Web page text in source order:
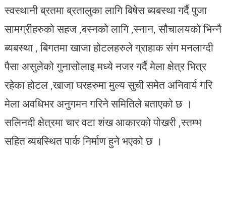
स्वस्थानी ब्रतमा ब्रतालुका लागि बिषेस ब्यबस्था गर्दै पुजा
सामग्रीहरुको सहज ,बस्नको लागि ,स्नान, सौचालयको भिन्नै
ब्यबस्था , बिगतमा खाजा होटलहरुले ग्राहाक संग मनलाग्दी
पैसा असुलेको गुनासोलाइ मध्ये नजर गर्दै मेला क्षेत्र भित्र
रहेका होटल ,खाजा घरहरुमा मुल्य सुची समेत अनिवार्य गरि
मेला अवधिभर अनुगमन गरिने समितिले बताएको छ ।
सलिनदी क्षेत्रमा चार वटा शंख आकारको पोखरी ,स्तम्भ
सहित ब्यबस्थित पार्क निर्माण हुने भएको छ ।